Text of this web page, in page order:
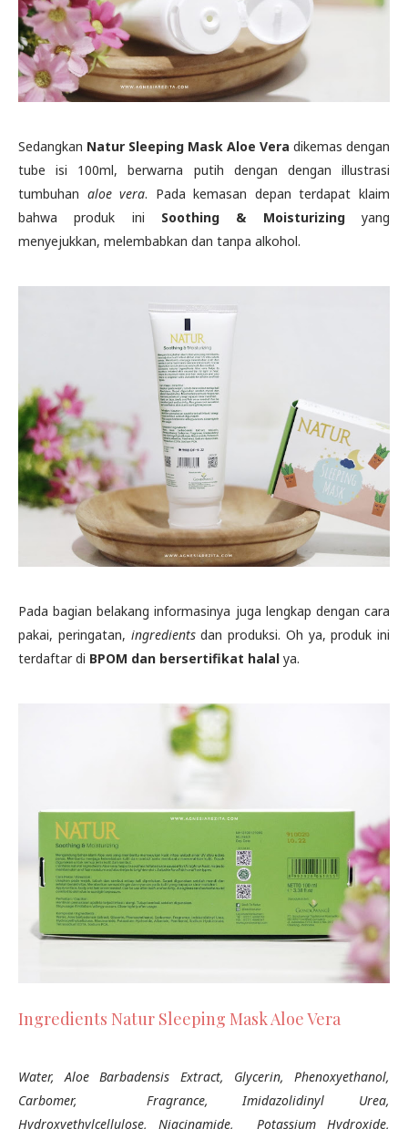
Sedangkan Natur Sleeping Mask Aloe Vera dikemas dengan
tube isi 100ml, berwarna putih dengan dengan illustrasi
tumbuhan aloe vera. Pada kemasan depan terdapat klaim
bahwa produk ini Soothing & Moisturizingyang
menyejukkan, melembabkan dan tanpa alkohol.
Pada bagian belakang informasinya juga lengkap dengan cara
pakai, peringatan, ingredientsdan produksi. Oh ya, produk ini
terdaftar di BPOM dan bersertifikat halal ya.
Ingredients Natur Sleeping Mask Aloe Vera
Water, Aloe Barbadensis Extract, Glycerin, Phenoxyethanol,
Carbomer, Fragrance, Imidazolidinyl Urea,
Hydroxyethylcellulose, Niacinamide, Potassium Hydroxide,